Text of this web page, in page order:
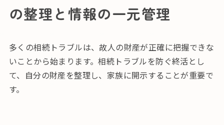
の整理と情報の一元管理
多くの相続トラブルは、故人の財産が正確に把握できな
いことから始まります。相続トラブルを防ぐ終活とし
て、自分の財産を整理し、家族に開示することが重要で
す。